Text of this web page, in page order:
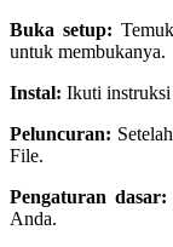
Buka setup:
untuk membukanya.
Instal: Ikuti instruksi
Peluncuran:
File.
Pengaturan dasar:
Anda.